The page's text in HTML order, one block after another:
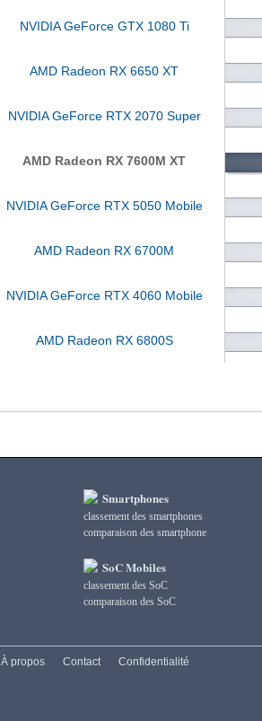
NVIDIA GeForce GTX 1080 Ti
AMD Radeon RX 6650 XT
NVIDIA GeForce RTX 2070 Super
AMD Radeon RX 7600M XT
NVIDIA GeForce RTX 5050 Mobile
AMD Radeon RX 6700M
NVIDIA GeForce RTX 4060 Mobile
AMD Radeon RX 6800S
Smartphones
classement des smartphones
сomparaison des smartphone
SoC Mobiles
classement des SoC
сomparaison des SoC
À propos Contact Confidentialité